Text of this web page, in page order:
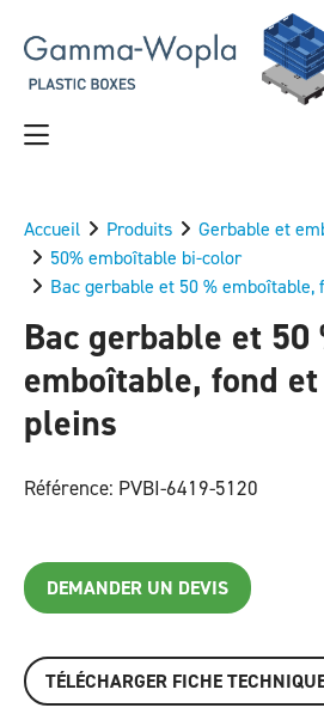
Accueil Produits
Gerbable et
50% emboîtable bi-color
Bac gerbable et 50 %
Bac gerbable et 50
emboîtable, fond
pleins
Référence: PVBI-6419-5120
DEMANDER UN DEVIS
TÉLÉCHARGER FICHE